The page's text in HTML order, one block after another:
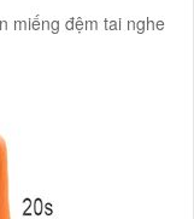
miếng đệm tai nghe